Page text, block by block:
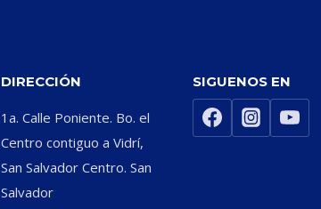
DIRECCIÓN
1a. Calle Poniente. Bo. el
Centro contiguo a Vidrí,
San Salvador Centro. San
Salvador
SIGUENOS EN